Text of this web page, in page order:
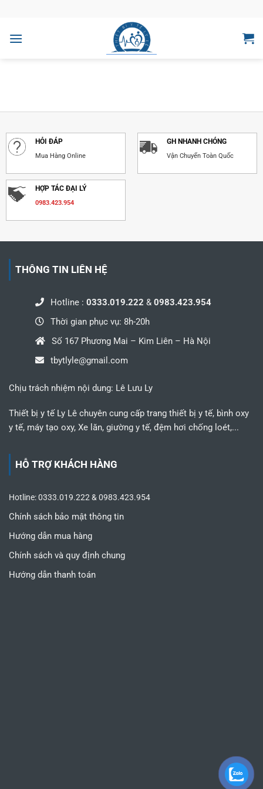
nội
HỎI ĐÁP
Mua Hàng Online
GH NHANH CHÓNG
Vận Chuyển Toàn Quốc
HỢP TÁC ĐẠI LÝ
0983.423.954
THÔNG TIN LIÊN HỆ
Hotline : 0333.019.222 & 0983.423.954
Thời gian phục vụ: 8h-20h
Số 167 Phương Mai – Kim Liên – Hà Nội
tbytlyle@gmail.com
Chịu trách nhiệm nội dung: Lê Lưu Ly
Thiết bị y tế Ly Lê chuyên cung cấp trang thiết bị y tế, bình oxy
y tế, máy tạo oxy, Xe lăn, giường y tế, đệm hơi chống loét,...
HỖ TRỢ KHÁCH HÀNG
Hotline: 0333.019.222 & 0983.423.954
Chính sách bảo mật thông tin
Hướng dẫn mua hàng
Chính sách và quy định chung
Hướng dẫn thanh toán